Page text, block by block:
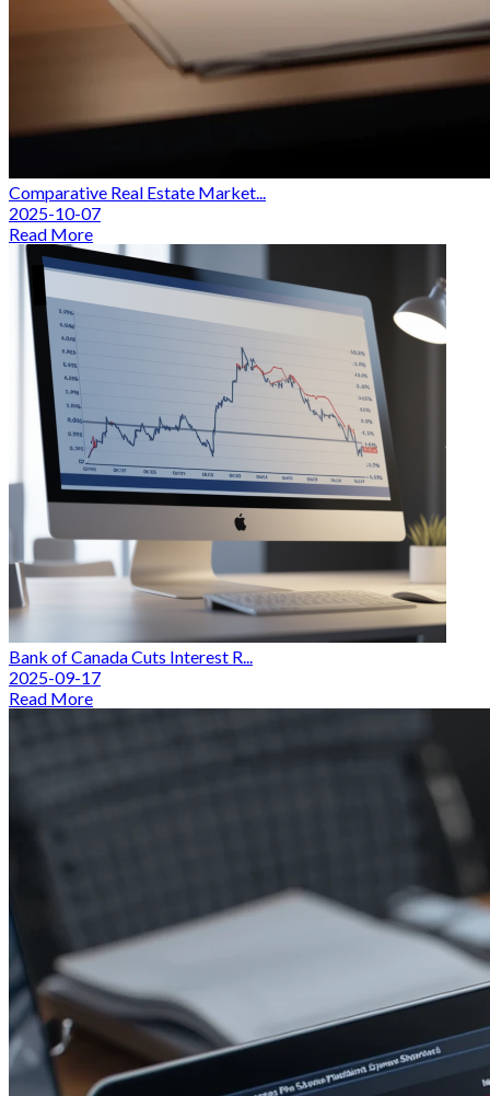
Comparative Real Estate Market...
2025-10-07
Read More
Bank of Canada Cuts Interest R...
2025-09-17
Read More